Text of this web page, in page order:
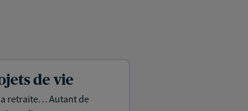
de vie
retraite… Autant de